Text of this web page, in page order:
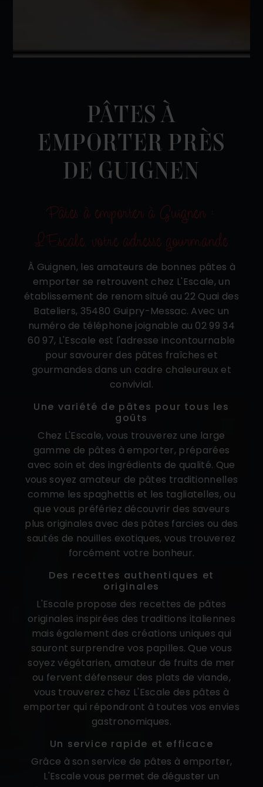
PÂTES À
EMPORTER PRÈS
DE GUIGNEN
Pâtes à emporter à Guignen :
L'Escale, votre adresse gourmande
À Guignen, les amateurs de bonnes pâtes à
emporter se retrouvent chez L'Escale, un
établissement de renom situé au 22 Quai des
Bateliers, 35480 Guipry-Messac. Avec un
numéro de téléphone joignable au 02 99 34
60 97, L'Escale est l'adresse incontournable
pour savourer des pâtes fraîches et
gourmandes dans un cadre chaleureux et
convivial.
Une variété de pâtes pour tous les
goûts
Chez L'Escale, vous trouverez une large
gamme de pâtes à emporter, préparées
avec soin et des ingrédients de qualité. Que
vous soyez amateur de pâtes traditionnelles
comme les spaghettis et les tagliatelles, ou
que vous préfériez découvrir des saveurs
plus originales avec des pâtes farcies ou des
sautés de nouilles exotiques, vous trouverez
forcément votre bonheur.
Des recettes authentiques et
originales
L'Escale propose des recettes de pâtes
originales inspirées des traditions italiennes
mais également des créations uniques qui
sauront surprendre vos papilles. Que vous
soyez végétarien, amateur de fruits de mer
ou fervent défenseur des plats de viande,
vous trouverez chez L'Escale des pâtes à
emporter qui répondront à toutes vos envies
gastronomiques.
Un service rapide et efficace
Grâce à son service de pâtes à emporter,
L'Escale vous permet de déguster un